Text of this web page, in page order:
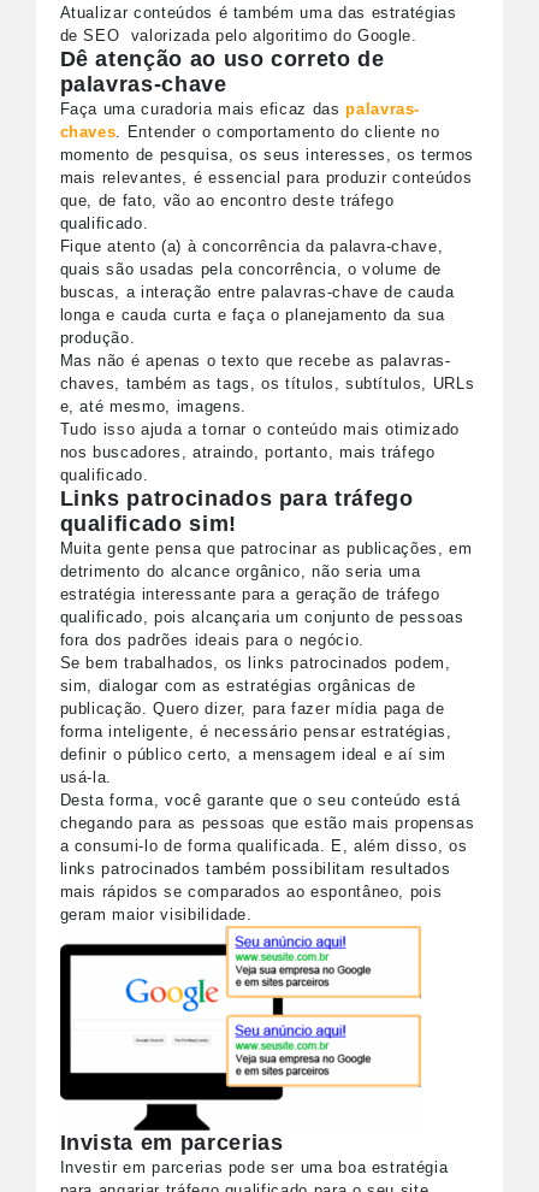
Atualizar conteúdos é também uma das estratégias
de SEO valorizada pelo algoritimo do Google.
Dê atenção ao uso correto de
palavras-chave
Faça uma curadoria mais eficaz daspalavras-
chaves . Entender o comportamento do cliente no
momento de pesquisa, os seus interesses, os termos
mais relevantes, é essencial para produzir conteúdos
que, de fato, vão ao encontro deste tráfego
qualificado.
Fique atento (a) à concorrência da palavra-chave,
quais são usadas pela concorrência, o volume de
buscas, a interação entre palavras-chave de cauda
longa e cauda curta e faça o planejamento da sua
produção.
Mas não é apenas o texto que recebe as palavras-
chaves, também as tags, os títulos, subtítulos, URLs
e, até mesmo, imagens.
Tudo isso ajuda a tornar o conteúdo mais otimizado
nos buscadores, atraindo, portanto, mais tráfego
qualificado.
Links patrocinados para tráfego
qualificado sim!
Muita gente pensa que patrocinar as publicações, em
detrimento do alcance orgânico, não seria uma
estratégia interessante para a geração de tráfego
qualificado, pois alcançaria um conjunto de pessoas
fora dos padrões ideais para o negócio.
Se bem trabalhados, os links patrocinados podem,
sim, dialogar com as estratégias orgânicas de
publicação. Quero dizer, para fazer mídia paga de
forma inteligente, é necessário pensar estratégias,
definir o público certo, a mensagem ideal e aí sim
usá-la.
Desta forma, você garante que o seu conteúdo está
chegando para as pessoas que estão mais propensas
a consumi-lo de forma qualificada. E, além disso, os
links patrocinados também possibilitam resultados
mais rápidos se comparados ao espontâneo, pois
geram maior visibilidade.
Invista em parcerias
Investir em parcerias pode ser uma boa estratégia